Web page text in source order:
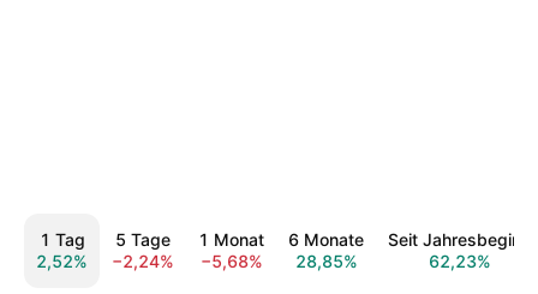
1 Tag
2,52%
5 Tage
−2,24%
1 Monat
−5,68%
6 Monate
28,85%
Seit Jahresbeginn
62,23%